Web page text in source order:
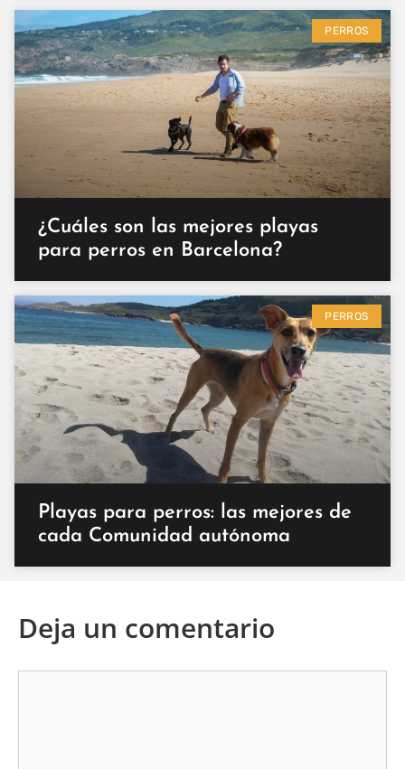
PERROS
¿Cuáles son las mejores playas
para perros en Barcelona?
PERROS
Playas para perros: las mejores de
cada Comunidad autónoma
Deja un comentario